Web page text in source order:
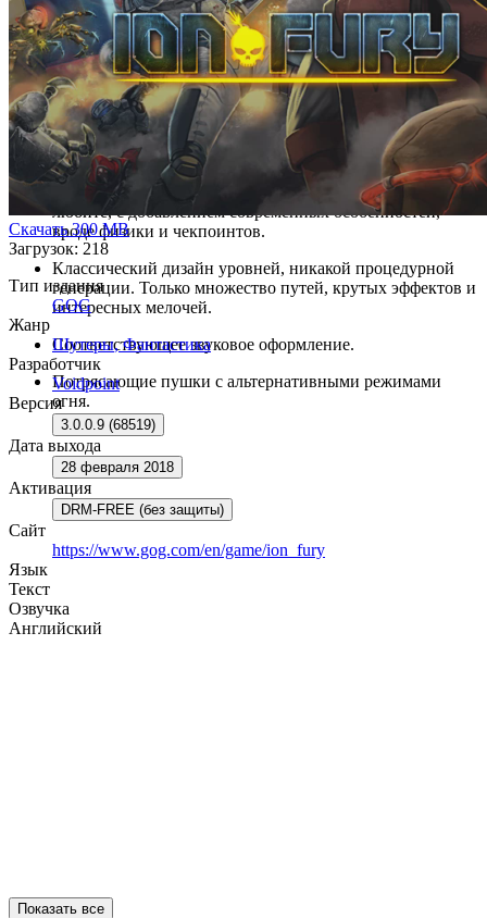
Великолепная ручная работа, выполненная с помощью
инструментов и методов старой школы.
7 увлекательных зон, каждая из которых охватывает
множество карт.
Тонны врагов, оружия и резни.
Лучшее из двух миров. Ion Fury возвращает
классический "Шутер из 90'ых", который вы так
любите, с добавлением современных особенностей,
вроде физики и чекпоинтов.
Классический дизайн уровней, никакой процедурной
генерации. Только множество путей, крутых эффектов и
интересных мелочей.
Соответствующее звуковое оформление.
Потрясающие пушки с альтернативными режимами
огня.
Скачать300 MB
Загрузок: 218
Тип издания
GOG
Жанр
Шутеры, Фантастика
Разработчик
Voidpoint
Версия
3.0.0.9 (68519)
Дата выхода
28 февраля 2018
Активация
DRM-FREE (без защиты)
Сайт
https://www.gog.com/en/game/ion_fury
Язык
Текст
Озвучка
Английский
Показать все